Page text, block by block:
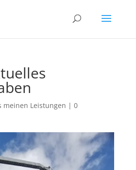
meinen Leistungen | 0